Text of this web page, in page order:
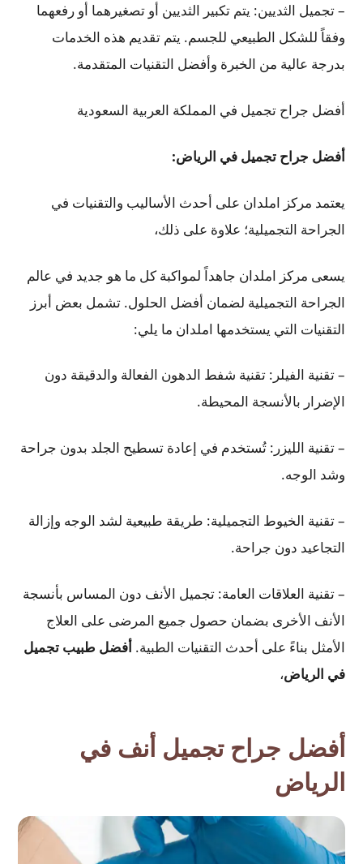
– تجميل الثديين: يتم تكبير الثديين أو تصغيرهما أو رفعهما
وفقاً للشكل الطبيعي للجسم. يتم تقديم هذه الخدمات
بدرجة عالية من الخبرة وأفضل التقنيات المتقدمة.
أفضل جراح تجميل في المملكة العربية السعودية
أفضل جراح تجميل في الرياض:
يعتمد مركز املدان على أحدث الأساليب والتقنيات في
الجراحة التجميلية؛ علاوة على ذلك،
يسعى مركز املدان جاهداً لمواكبة كل ما هو جديد في عالم
الجراحة التجميلية لضمان أفضل الحلول. تشمل بعض أبرز
التقنيات التي يستخدمها املدان ما يلي:
– تقنية الفيلر: تقنية شفط الدهون الفعالة والدقيقة دون
الإضرار بالأنسجة المحيطة.
– تقنية الليزر: تُستخدم في إعادة تسطيح الجلد بدون جراحة
وشد الوجه.
– تقنية الخيوط التجميلية: طريقة طبيعية لشد الوجه وإزالة
التجاعيد دون جراحة.
– تقنية العلاقات العامة: تجميل الأنف دون المساس بأنسجة
الأنف الأخرى بضمان حصول جميع المرضى على العلاج
الأمثل بناءً على أحدث التقنيات الطبية.أفضل طبيب تجميل
في الرياض،
أفضل جراح تجميل أنف في
الرياض